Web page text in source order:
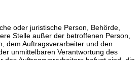
oder juristische Person, Behörde,
Stelle außer der betroffenen Person,
dem Auftragsverarbeiter und den
unmittelbaren Verantwortung des